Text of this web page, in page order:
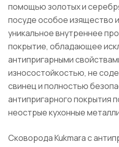
помощью золотых и
посуде особое изящество
уникальное внутреннее
покрытие, обладающее
антипригарными
износостойкостью, не
свинец и полностью
антипригарного покрытия
неострые кухонные
Сковорода Kukmara с